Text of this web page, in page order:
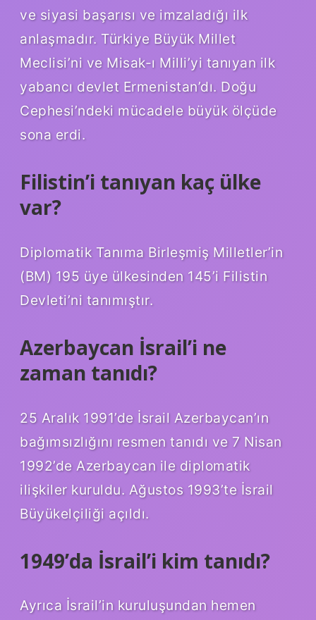
ve siyasi başarısı ve imzaladığı ilk
anlaşmadır. Türkiye Büyük Millet
Meclisi’ni ve Misak-ı Milli’yi tanıyan ilk
yabancı devlet Ermenistan’dı. Doğu
Cephesi’ndeki mücadele büyük ölçüde
sona erdi.
Filistin’i tanıyan kaç ülke
var?
Diplomatik Tanıma Birleşmiş Milletler’in
(BM) 195 üye ülkesinden 145’i Filistin
Devleti’ni tanımıştır.
Azerbaycan İsrail’i ne
zaman tanıdı?
25 Aralık 1991’de İsrail Azerbaycan’ın
bağımsızlığını resmen tanıdı ve 7 Nisan
1992’de Azerbaycan ile diplomatik
ilişkiler kuruldu. Ağustos 1993’te İsrail
Büyükelçiliği açıldı.
1949’da İsrail’i kim tanıdı?
Ayrıca İsrail’in kuruluşundan hemen